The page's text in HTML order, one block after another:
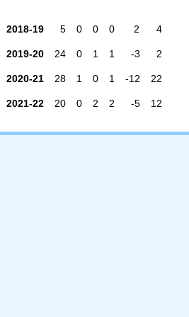
2018-19 5 0 0 0 2 4
2019-20 24 0 1 1 -3 2
2020-21 28 1 0 1 -12 22
2021-22 20 0 2 2 -5 12